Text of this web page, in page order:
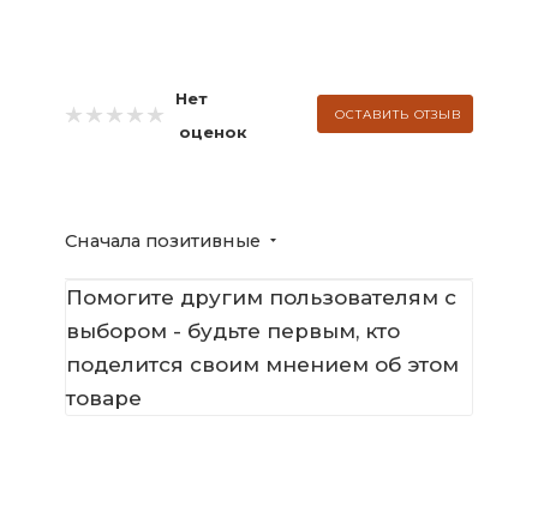
Нет
оценок
ОСТАВИТЬ ОТЗЫВ
Сначала позитивные
Помогите другим пользователям с
выбором - будьте первым, кто
поделится своим мнением об этом
товаре